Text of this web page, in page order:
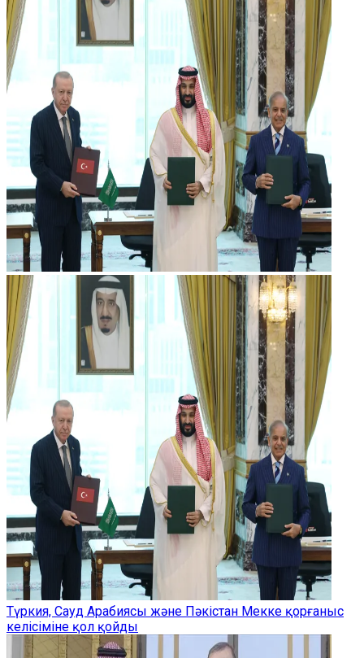
Түркия, Сауд Арабиясы және Пәкістан Мекке қорғаныс
келісіміне қол қойды